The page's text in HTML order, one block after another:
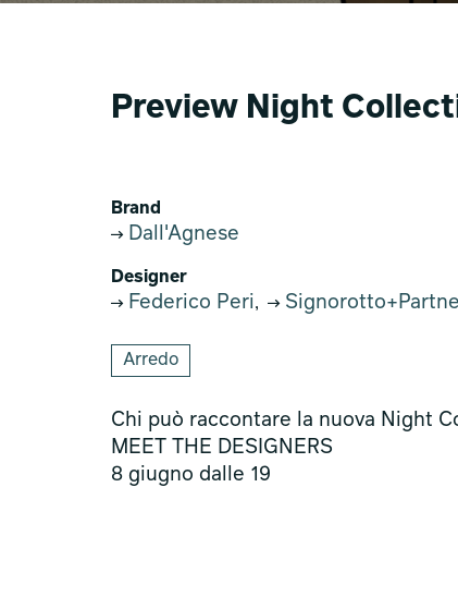
Preview Night
Brand
Dall'Agnese
Designer
Federico Peri,
Arredo
Chi può raccontare la nuova Night
MEET THE DESIGNERS
8 giugno dalle 19